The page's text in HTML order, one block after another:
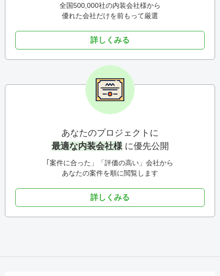
全国500,000社の内装会社様から
優れた会社だけを前もって厳選
詳しくみる
あなたのプロジェクトに
最適な内装会社様に優先公開
｢案件に合った」「評価の高い」会社から
あなたの案件を順に閲覧します
詳しくみる